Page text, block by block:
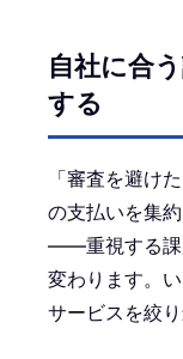
自社に合
する
「審査を避け
の支払いを集
——重視する課
変わります。
サービスを絞